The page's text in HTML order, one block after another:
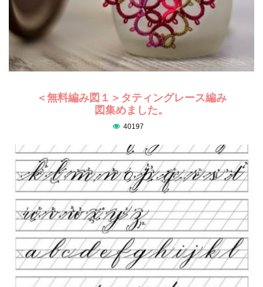
＜無料編み図１＞タティングレース編み
図集めました。
40197